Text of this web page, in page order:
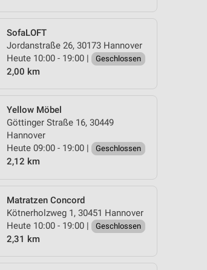
SofaLOFT
Jordanstraße 26, 30173 Hannover
Heute 10:00 - 19:00 |
Geschlossen
2,00 km
Yellow Möbel
Göttinger Straße 16, 30449
Hannover
Heute 09:00 - 19:00 |
Geschlossen
2,12 km
Matratzen Concord
Kötnerholzweg 1, 30451 Hannover
Heute 10:00 - 19:00 |
Geschlossen
2,31 km